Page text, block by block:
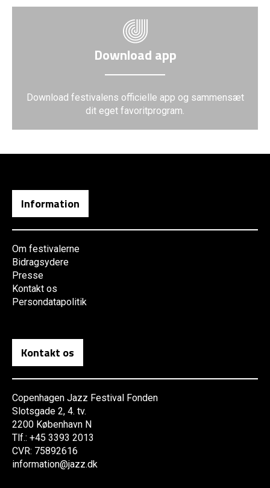
Download app
Download festivalens officielle app og sammensæt
dit eget favoritprogram.
Information
Om festivalerne
Bidragsydere
Presse
Kontakt os
Persondatapolitik
Kontakt os
Copenhagen Jazz Festival Fonden
Slotsgade 2, 4. tv.
2200 København N
Tlf.: +45 3393 2013
CVR: 75892616
information@jazz.dk